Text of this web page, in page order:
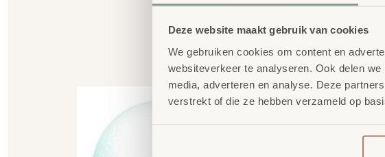
Deze website maakt gebruik van cookies
We gebruiken cookies om content en
websiteverkeer te analyseren. Ook delen
media, adverteren en analyse. Deze
verstrekt of die ze hebben verzameld op